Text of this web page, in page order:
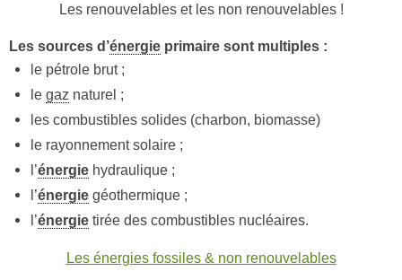
Les renouvelables et les non renouvelables !
Les sources d’énergie primaire sont multiples :
le pétrole brut ;
legaz naturel ;
les combustibles solides (charbon, biomasse)
le rayonnement solaire ;
l’énergie hydraulique ;
l’énergie géothermique ;
l’énergie tirée des combustibles nucléaires.
Les énergies fossiles & non renouvelables